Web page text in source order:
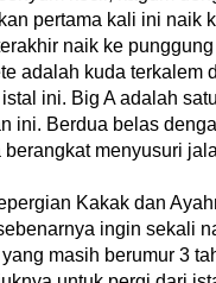
pertama kali ini naik
naik ke
adalah kuda terkalem
ini. Big A adalah
ini. Berdua belas
berangkat menyusuri
Kakak dan
ingin sekali
masih berumur 3